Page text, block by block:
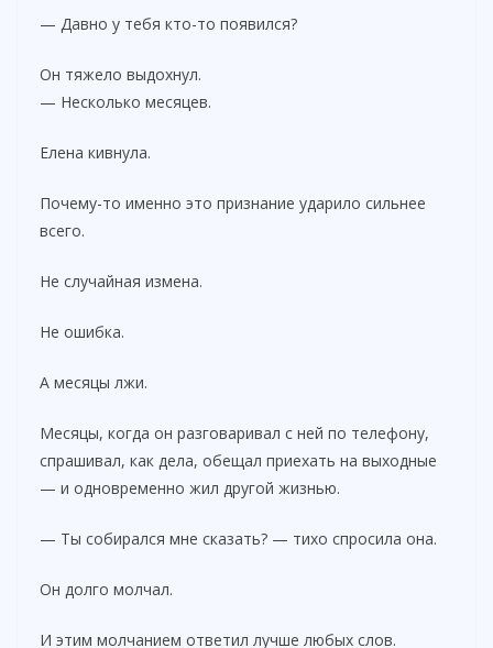
— Давно у тебя кто-то появился?
Он тяжело выдохнул.
— Несколько месяцев.
Елена кивнула.
Почему-то именно это признание ударило сильнее
всего.
Не случайная измена.
Не ошибка.
А месяцы лжи.
Месяцы, когда он разговаривал с ней по телефону,
спрашивал, как дела, обещал приехать на выходные
— и одновременно жил другой жизнью.
— Ты собирался мне сказать? — тихо спросила она.
Он долго молчал.
И этим молчанием ответил лучше любых слов.